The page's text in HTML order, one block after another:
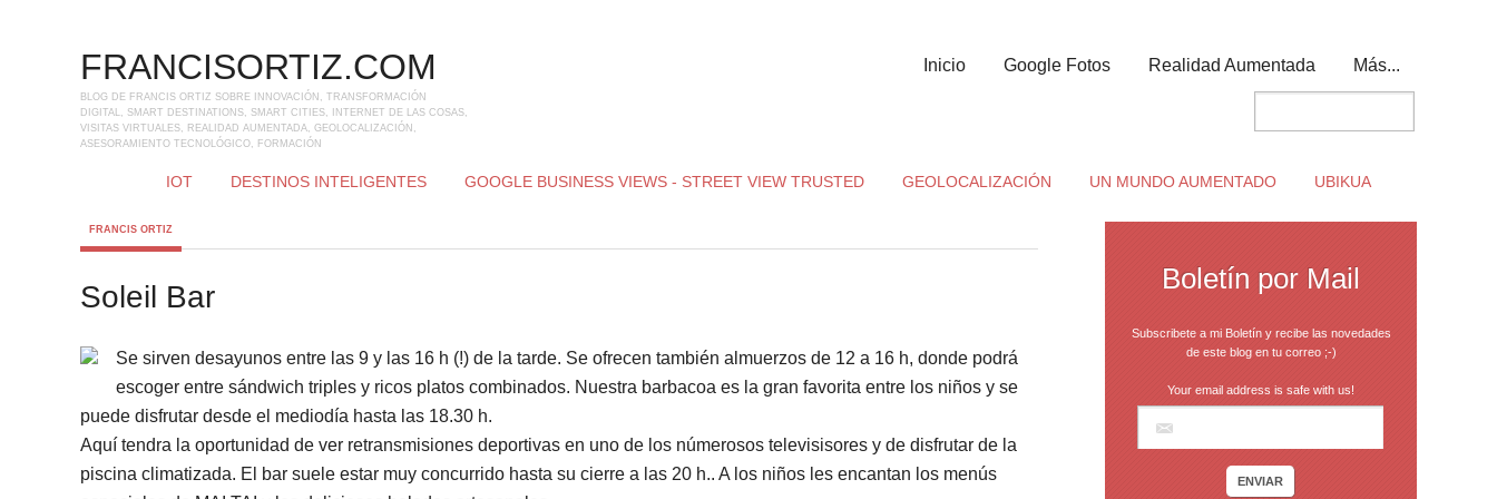
FRANCISORTIZ.COM
BLOG DE FRANCIS ORTIZ SOBRE INNOVACIÓN, TRANSFORMACIÓN
DIGITAL, SMART DESTINATIONS, SMART CITIES, INTERNET DE LAS COSAS,
VISITAS VIRTUALES, REALIDAD AUMENTADA, GEOLOCALIZACIÓN,
ASESORAMIENTO TECNOLÓGICO, FORMACIÓN
Inicio Google Fotos Realidad Aumentada Más...
IOT DESTINOS INTELIGENTES GOOGLE BUSINESS VIEWS - STREET VIEW TRUSTED GEOLOCALIZACIÓN UN MUNDO AUMENTADO UBIKUA
FRANCIS ORTIZ
Soleil Bar
Se sirven desayunos entre las 9 y las 16 h (!) de la tarde. Se ofrecen también almuerzos de 12 a 16 h, donde podrá
escoger entre sándwich triples y ricos platos combinados. Nuestra barbacoa es la gran favorita entre los niños y se
puede disfrutar desde el mediodía hasta las 18.30 h.
Aquí tendra la oportunidad de ver retransmisiones deportivas en uno de los númerosos televisisores y de disfrutar de la
piscina climatizada. El bar suele estar muy concurrido hasta su cierre a las 20 h.. A los niños les encantan los menús
Boletín por Mail
Subscribete a mi Boletín y recibe las novedades
de este blog en tu correo ;-)
Your email address is safe with us!